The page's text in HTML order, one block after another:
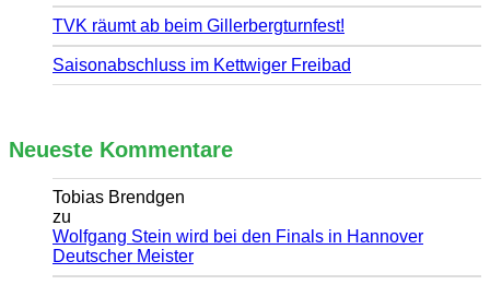
TVK räumt ab beim Gillerbergturnfest!
Saisonabschluss im Kettwiger Freibad
Neueste Kommentare
Tobias Brendgen
zu
Wolfgang Stein wird bei den Finals in Hannover
Deutscher Meister